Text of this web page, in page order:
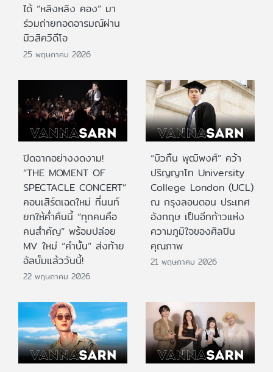
ได้ “หลิงหลิง คอง” มา
ร่วมถ่ายทอดอารมณ์ผ่าน
มิวสิควิดีโอ
25 พฤษภาคม 2026
ปิดฉากอย่างงดงาม!
“THE MOMENT OF
SPECTACLE CONCERT”
คอนเสิร์ตเฉดใหม่ ที่นนท์
ยกให้ค่ำคืนนี้ “ทุกคนคือ
คนสำคัญ” พร้อมปล่อย
MV ใหม่ “คำนั้น” ส่งท้าย
อัลบั้มแล้ววันนี้!
22 พฤษภาคม 2026
“บิวกิ้น พุฒิพงศ์” คว้า
ปริญญาโท University
College London (UCL)
ณ กรุงลอนดอน ประเทศ
อังกฤษ เป็นอีกก้าวแห่ง
ความภูมิใจของศิลปิน
คุณภาพ
21 พฤษภาคม 2026